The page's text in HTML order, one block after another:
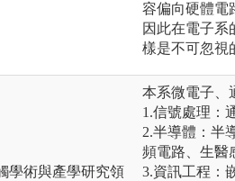
容偏向硬體電
因此在電子系
樣是不可忽視
學術與產學研究領
本系微電子、
1.信號處理：
2.半導體：半
頻電路、生醫
3.資訊工程：